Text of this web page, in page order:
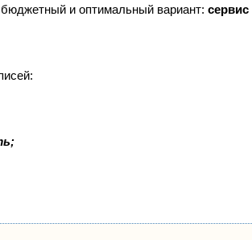
и оптимальный вариант: сервис